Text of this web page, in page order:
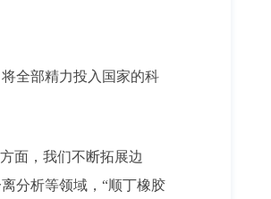
全部精力投入国家的科
面，我们不断拓展边
分析等领域，“顺丁橡胶